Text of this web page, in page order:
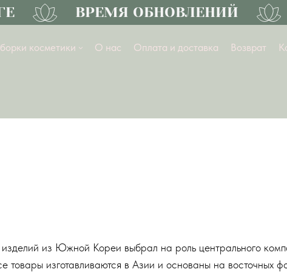
ВРЕМЯ ОБНОВЛЕНИЙ
косметики О нас Оплата и доставка Возврат
из Южной Кореи выбрал на роль центрального
изготавливаются в Азии и основаны на восточных